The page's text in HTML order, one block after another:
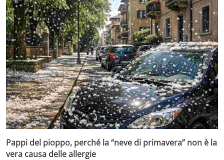
Pappi del pioppo, perché la “neve di primavera” non è la
vera causa delle allergie